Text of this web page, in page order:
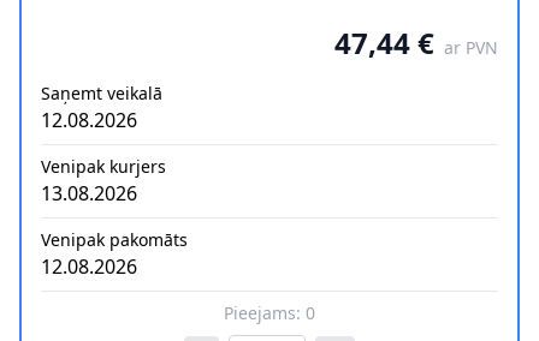
47,44 € ar PVN
Saņemt veikalā
12.08.2026
Venipak kurjers
13.08.2026
Venipak pakomāts
12.08.2026
Pieejams: 0